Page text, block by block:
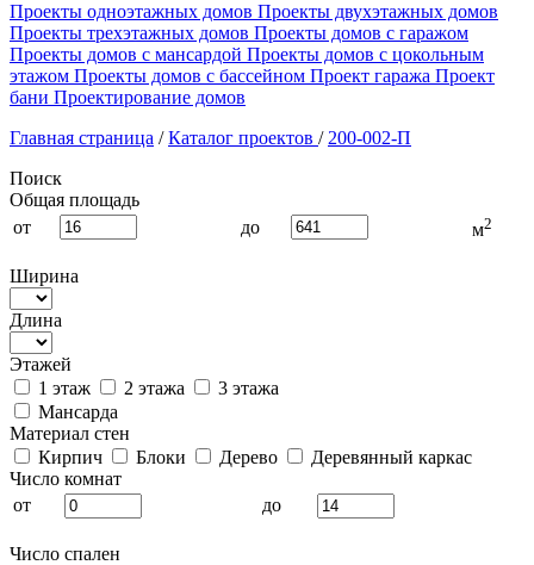
Проекты одноэтажных домов Проекты двухэтажных домов
Проекты трехэтажных домов Проекты домов с гаражом
Проекты домов с мансардой Проекты домов с цокольным
этажом Проекты домов с бассейном Проект гаража Проект
бани Проектирование домов
Главная страница / Каталог проектов / 200-002-П
Поиск
Общая площадь
от
до м2
Ширина
Длина
Этажей
1 этаж
2 этажа
3 этажа
Мансарда
Материал стен
Кирпич
Блоки Дерево
Деревянный каркас
Число комнат
от
до
Число спален